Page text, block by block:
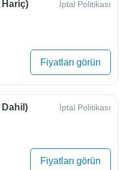
Hariç) İptal Politikası
Fiyatları görün
Dahil) İptal Politikası
Fiyatları görün